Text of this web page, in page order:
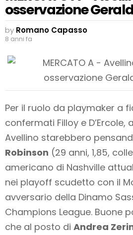
osservazione
by Romano Capasso
8 anni fa
Per il ruolo da playmaker a
confermati Filloy e D’Ercole,
Avellino starebbero
Robinson (29 anni, 1,85,
americano di Nashville
nei playoff scudetto con il
avversario della Dinamo
Champions League. Buone
che al posto di Andrea